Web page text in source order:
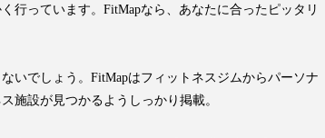
行っています。FitMapなら、あなたに合ったピッタリ
いでしょう。FitMapはフィットネスジムからパーソナ
施設が見つかるようしっかり掲載。